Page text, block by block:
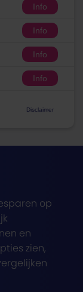
Info
Info
Info
Info
Disclaimer
op
en
zien,